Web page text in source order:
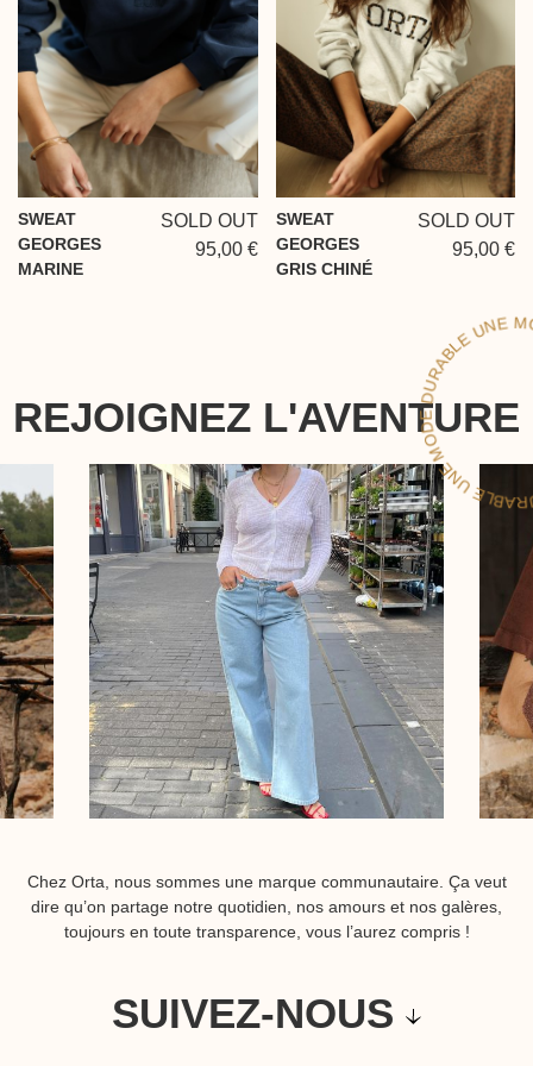
SWEAT
GEORGES
MARINE
SOLD OUT
95,00 €
SWEAT
GEORGES
GRIS CHINÉ
SOLD OUT
95,00 €
UNE
UNE
UN
REJOIGNEZ L'AVENTURE
Chez Orta, nous sommes une marque communautaire. Ça veut
dire qu’on partage notre quotidien, nos amours et nos galères,
toujours en toute transparence, vous l’aurez compris !
SUIVEZ-NOUS